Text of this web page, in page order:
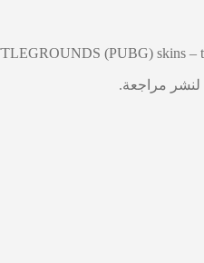
لنشر مراجعة.